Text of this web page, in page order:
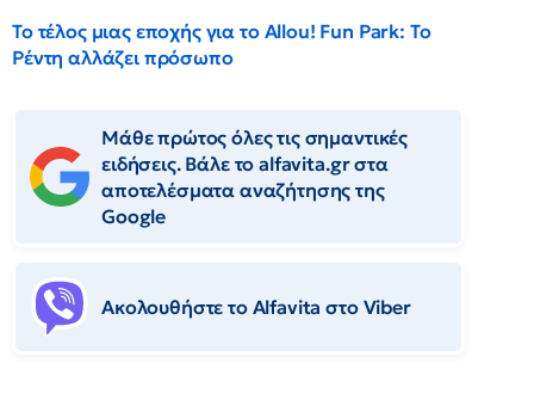
Το τέλος μιας εποχής για το Allou! Fun Park: Το
Ρέντη αλλάζει πρόσωπο
Μάθε πρώτος όλες τις σημαντικές
ειδήσεις. Βάλε το alfavita.gr στα
αποτελέσματα αναζήτησης της
Google
Ακολουθήστε το Αlfavita στο Viber